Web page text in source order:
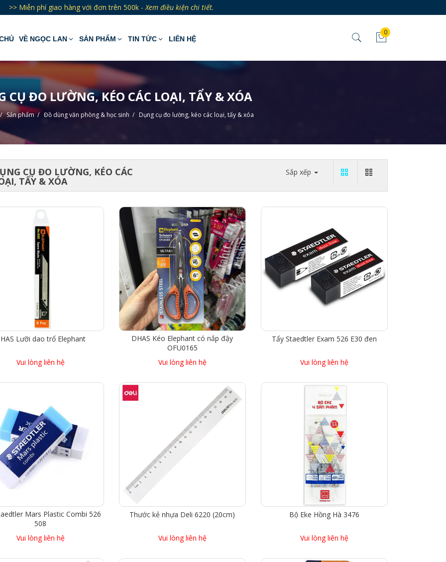
>> Miễn phí giao hàng với đơn trên 500k -Xem điều kiện chi tiết.
0
VỀ NGỌC LAN SẢN PHẨM TIN TỨC LIÊN HỆ
CỤ ĐO LƯỜNG, KÉO CÁC LOẠI, TẨY & XÓA
Sản phẩm/ Đồ dùng văn phòng & học sinh / Dụng cụ đo lường, kéo các loại, tẩy & xóa
CỤ ĐO LƯỜNG, KÉO CÁC
TẨY & XÓA
Sắp xếp
Lưỡi dao trổ Elephant
Vui lòng liên hệ
DHAS Kéo Elephant có nắp đậy
OFU0165
Vui lòng liên hệ
Tẩy Staedtler Exam 526 E30 đen
Vui lòng liên hệ
Mars Plastic Combi 526
508
Vui lòng liên hệ
Thước kẻ nhựa Deli 6220 (20cm)
Vui lòng liên hệ
Bộ Eke Hồng Hà 3476
Vui lòng liên hệ